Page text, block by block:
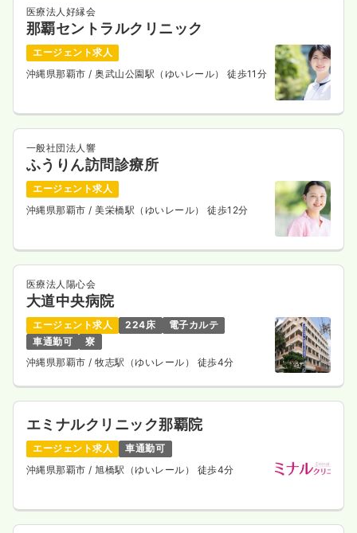
気になる
一般＋療養
日勤のみ（常勤）
給与 23.6〜28.0万円 /月
※一例
時間 8:30～17:30
（休憩60分）
4週8休以上
月給28万円以上可
医療法人好縁会
那覇セントラルクリニック
エージェント求人
沖縄県那覇市 / 奥武山公園駅（ゆいレール） 徒歩11分
一般社団法人響
ふうりん訪問診療所
エージェント求人
沖縄県那覇市 / 美栄橋駅（ゆいレール） 徒歩12分
医療法人陽心会
大道中央病院
エージェント求人 224床
電子カルテ
車通勤可
寮
沖縄県那覇市/ 牧志駅（ゆいレール） 徒歩4分
エミナルクリニック那覇院
エージェント求人
車通勤可
沖縄県那覇市 / 旭橋駅（ゆいレール） 徒歩4分